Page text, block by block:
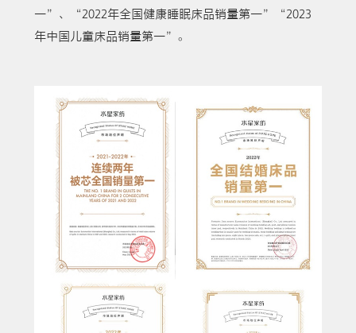
一”、“2022年全国健康睡眠床品销量第一”“2023
年中国儿童床品销量第一”。